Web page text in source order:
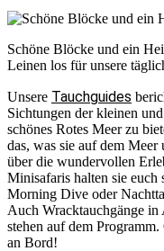
Schöne Blöcke und ein
Leinen los für unsere
Unsere Tauchguides
Sichtungen der kleinen
schönes Rotes Meer zu
das, was sie auf dem Meer
über die wundervollen
Minisafaris halten sie euch
Morning Dive oder
Auch Wracktauchgänge
stehen auf dem
an Bord!